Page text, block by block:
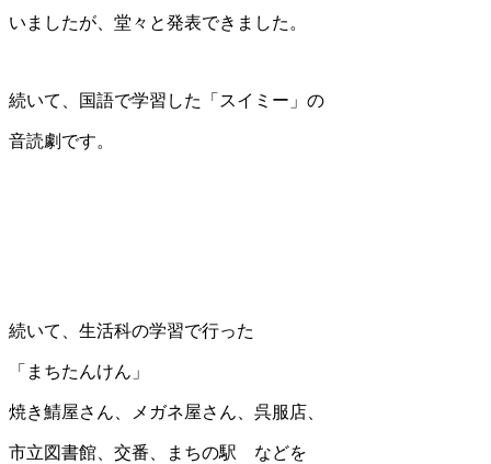
いましたが、堂々と発表できました。
続いて、国語で学習した「スイミー」の
音読劇です。
続いて、生活科の学習で行った
「まちたんけん」
焼き鯖屋さん、メガネ屋さん、呉服店、
市立図書館、交番、まちの駅 などを